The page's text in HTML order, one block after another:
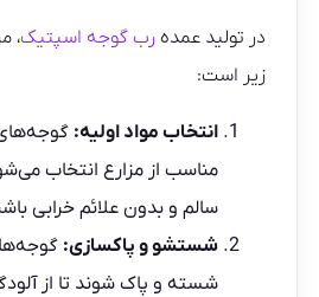
در تولید عمده رب گوجه اسپتیک،
زیر است:
انتخاب مواد اولیه:
مناسب از مزارع انتخاب
سالم و بدون علائم خرابی
شستشو و پاکسازی: گوجه‌ها
شسته و پاک شوند تا از